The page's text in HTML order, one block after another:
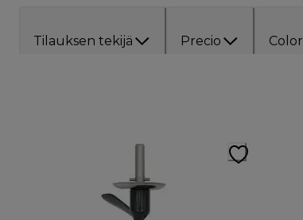
Tilauksen tekijä Precio Color